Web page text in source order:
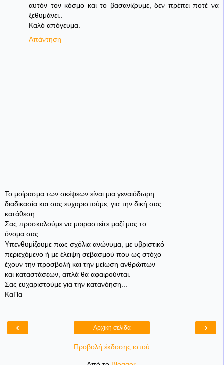
αυτόν τον κόσμο και το βασανίζουμε, δεν πρέπει ποτέ να
ξεθυμάνει..
Καλό απόγευμα.
Απάντηση
Το μοίρασμα των σκέψεων είναι μια γεναιόδωρη
διαδικασία και σας ευχαριστούμε, για την δική σας
κατάθεση.
Σας προσκαλούμε να μοιραστείτε μαζί μας το
όνομα σας..
Υπενθυμίζουμε πως σχόλια ανώνυμα, με υβριστικό
περιεχόμενο ή με έλειψη σεβασμού που ως στόχο
έχουν την προσβολή και την μείωση ανθρώπων
και καταστάσεων, απλά θα αφαιρούνται.
Σας ευχαριστούμε για την κατανόηση...
ΚαΠα
‹ ›
Αρχική σελίδα
Προβολή έκδοσης ιστού